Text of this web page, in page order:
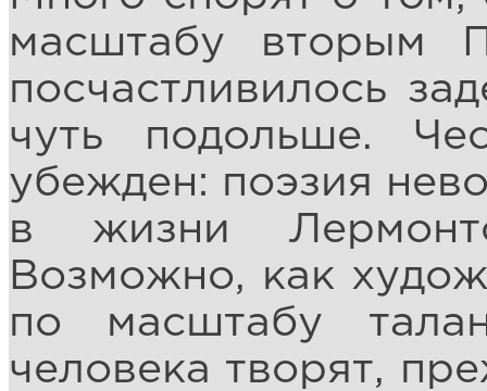
масштабу вторым
посчастливилось
чуть подольше.
убежден: поэзия
в жизни
Возможно, как
по масштабу
человека творят,